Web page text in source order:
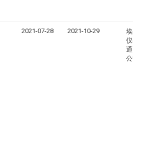
2021-07-28 2021-10-29
埃尔
仪表(
通)有
公司